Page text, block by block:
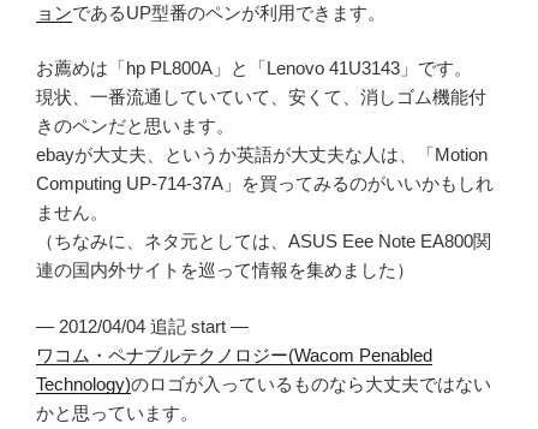
ョンであるUP型番のペンが利用できます。
お薦めは「hp PL800A」と「Lenovo 41U3143」です。
現状、一番流通していていて、安くて、消しゴム機能付
きのペンだと思います。
ebayが大丈夫、というか英語が大丈夫な人は、「Motion
Computing UP-714-37A」を買ってみるのがいいかもしれ
ません。
（ちなみに、ネタ元としては、ASUS Eee Note EA800関
連の国内外サイトを巡って情報を集めました）
— 2012/04/04 追記 start —
ワコム・ペナブルテクノロジー(Wacom Penabled
Technology)のロゴが入っているものなら大丈夫ではない
かと思っています。